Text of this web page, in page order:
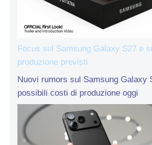
Focus sul Samsung Galaxy S27 e
produzione previsti
Nuovi rumors sul Samsung Galaxy
possibili costi di produzione oggi